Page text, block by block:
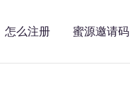
怎么注册 蜜源邀请码